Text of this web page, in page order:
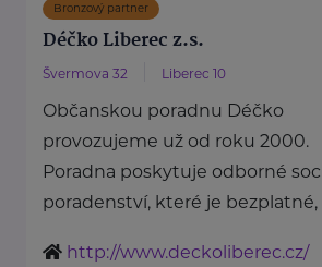
Bronzový partner
Déčko Liberec z.s.
Švermova 32 Liberec 10
Občanskou poradnu Déčko
provozujeme už od roku 2000.
Poradna poskytuje odborné
poradenství, které je bezplatné,
http://www.deckoliberec.cz/